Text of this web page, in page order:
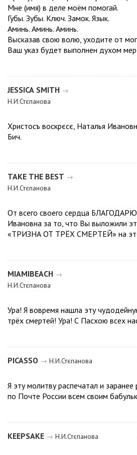
Мне (имя) в деле моëм помогай.
Губы. Зубы. Ключ. Замок. Язык.
Аминь. Аминь. Аминь.
Высказав свою волю, уходите от
Ваш указ будет выполнен духом
ЈЕЅЅІСА ЅМІТН →
Н.И.Стєпанова
Христосъ воскрєсє, Наталья
Бич.
ТАКЕ ТНЕ ВЕЅТ →
Н.И.Стєпанова
От всего своего сердца
Ивановна за то, что Вы выложили
«ТРИЗНА ОТ ТРЁХ СМЕРТЕЙ» на
МІАМІВЕАСН →
Н.И.Стєпанова
Ура! Я вовремя нашла эту
трёх смертей! Ура! С Пасхою всех
РІСАЅЅО → Н.И.Стєпанова
Я эту молитву распечатал и заранее
по Почте России всем своим
КЕЕРЅАКЕ → Н.И.Стєпанова